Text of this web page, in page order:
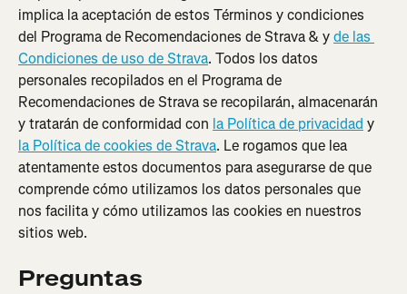
implica la aceptación de estos Términos y condiciones
del Programa de Recomendaciones de Strava & y de las
Condiciones de uso de Strava. Todos los datos
personales recopilados en el Programa de
Recomendaciones de Strava se recopilarán, almacenarán
y tratarán de conformidad con la Política de privacidad y
la Política de cookies de Strava. Le rogamos que lea
atentamente estos documentos para asegurarse de que
comprende cómo utilizamos los datos personales que
nos facilita y cómo utilizamos las cookies en nuestros
sitios web.
Preguntas